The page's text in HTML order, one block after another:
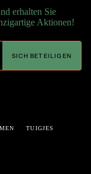
erhalten Sie
Aktionen!
SICH BETEILIGEN
TUIGJES